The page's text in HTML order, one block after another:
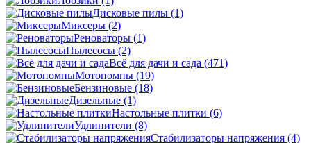
Дисковые пилы (1)
Миксеры (2)
Реноваторы (1)
Пылесосы (2)
Всё для дачи и сада (471)
Мотопомпы (19)
Бензиновые (18)
Дизельные (1)
Настольные плитки (6)
Удлинители (8)
Стабилизаторы напряжения (4)